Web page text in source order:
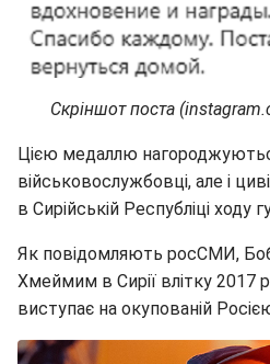
Скріншот поста
Цією медаллю
військовослужбовці, але і
в Сирійській Республіці ходу
Як повідомляють росСМИ,
Хмеймим в Сирії влітку 2017
виступає на окупованій